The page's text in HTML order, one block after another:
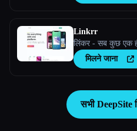
Linkrr
लिंकर - सब कुछ एक
मिलने जाना
सभी